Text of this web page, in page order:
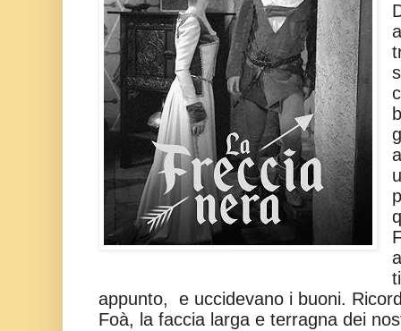
appunto,
e uccidevano i buoni.
Foà, la faccia larga e terragna dei